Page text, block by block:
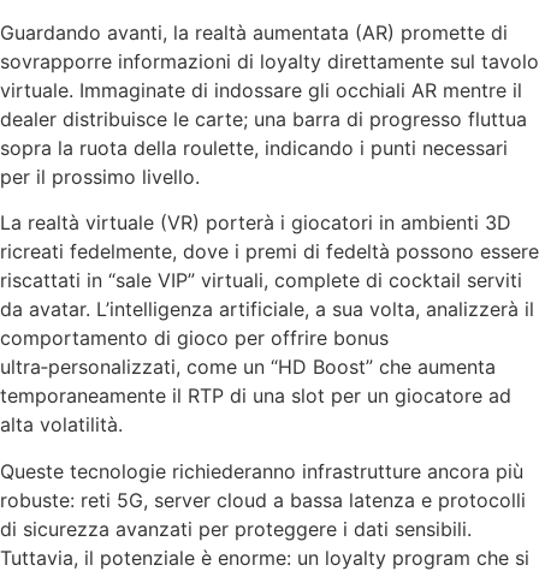
Guardando avanti, la realtà aumentata (AR) promette di
sovrapporre informazioni di loyalty direttamente sul tavolo
virtuale. Immaginate di indossare gli occhiali AR mentre il
dealer distribuisce le carte; una barra di progresso fluttua
sopra la ruota della roulette, indicando i punti necessari
per il prossimo livello.
La realtà virtuale (VR) porterà i giocatori in ambienti 3D
ricreati fedelmente, dove i premi di fedeltà possono essere
riscattati in “sale VIP” virtuali, complete di cocktail serviti
da avatar. L’intelligenza artificiale, a sua volta, analizzerà il
comportamento di gioco per offrire bonus
ultra‑personalizzati, come un “HD Boost” che aumenta
temporaneamente il RTP di una slot per un giocatore ad
alta volatilità.
Queste tecnologie richiederanno infrastrutture ancora più
robuste: reti 5G, server cloud a bassa latenza e protocolli
di sicurezza avanzati per proteggere i dati sensibili.
Tuttavia, il potenziale è enorme: un loyalty program che si